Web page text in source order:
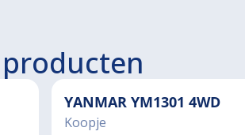
YANMAR YM1301 4WD
Koopje